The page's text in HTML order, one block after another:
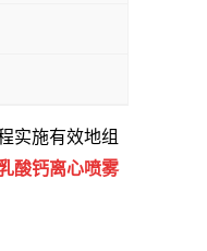
实施有效地组
酸钙离心喷雾